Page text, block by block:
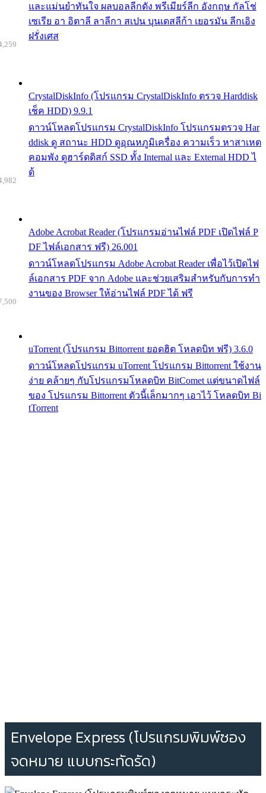
และแม่นยำทันใจ ผลบอลลีกดัง พรีเมียร์ลีก อังกฤษ กัลโช่
เซเรีย อา อิตาลี ลาลีกา สเปน บุนเดสลีก้า เยอรมัน ลีกเอิง
ฝรั่งเศส
CrystalDiskInfo (โปรแกรม CrystalDiskInfo ตรวจ Harddisk
เช็ค HDD) 9.9.1
ดาวน์โหลดโปรแกรม CrystalDiskInfo โปรแกรมตรวจ Har
ddisk ดู สถานะ HDD ดูอุณหภูมิเครื่อง ความเร็ว หาสาเหต
คอมพัง ดูฮาร์ดดิสก์ SSD ทั้ง Internal และ External HDD ไ
ด้
Adobe Acrobat Reader (โปรแกรมอ่านไฟล์ PDF เปิดไฟล์ P
DF ไฟล์เอกสาร ฟรี) 26.001
ดาวน์โหลดโปรแกรม Adobe Acrobat Reader เพื่อไว้เปิดไฟ
ล์เอกสาร PDF จาก Adobe และช่วยเสริมสำหรับกับการทำ
งานของ Browser ให้อ่านไฟล์ PDF ได้ ฟรี
uTorrent (โปรแกรม Bittorrent ยอดฮิต โหลดบิท ฟรี) 3.6.0
ดาวน์โหลดโปรแกรม uTorrent โปรแกรม Bittorrent ใช้งาน
ง่าย คล้ายๆ กับโปรแกรมโหลดบิท BitComet แต่ขนาดไฟล์
ของ โปรแกรม Bittorrent ตัวนี้เล็กมากๆ เอาไว้ โหลดบิท Bi
tTorrent
Envelope Express (โปรแกรมพิมพ์ซอง
จดหมาย แบบกระทัดรัด)